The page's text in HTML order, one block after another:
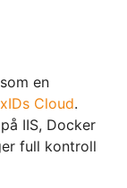
en
Cloud.
IIS, Docker
full kontroll